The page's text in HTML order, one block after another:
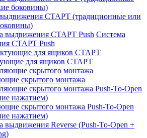
СТАРТ (традиционные или
Система
СТАРТ Push
для ящиков СТАРТ
скрытого монтажа
скрытого монтажа Push-To-Open
нажатием)